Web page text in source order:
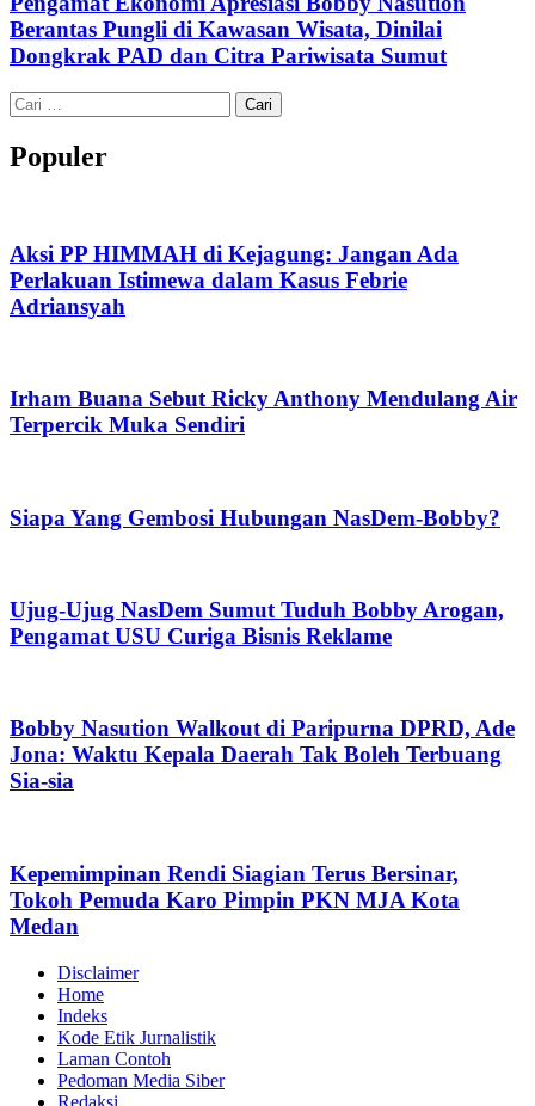
Berantas Pungli di Kawasan Wisata, Dinilai
Dongkrak PAD dan Citra Pariwisata Sumut
Cari
untuk:
Populer
Aksi PP HIMMAH di Kejagung: Jangan Ada
Perlakuan Istimewa dalam Kasus Febrie
Adriansyah
Irham Buana Sebut Ricky Anthony Mendulang Air
Terpercik Muka Sendiri
Siapa Yang Gembosi Hubungan NasDem-Bobby?
Ujug-Ujug NasDem Sumut Tuduh Bobby Arogan,
Pengamat USU Curiga Bisnis Reklame
Bobby Nasution Walkout di Paripurna DPRD, Ade
Jona: Waktu Kepala Daerah Tak Boleh Terbuang
Sia-sia
Kepemimpinan Rendi Siagian Terus Bersinar,
Tokoh Pemuda Karo Pimpin PKN MJA Kota
Medan
Disclaimer
Home
Indeks
Kode Etik Jurnalistik
Laman Contoh
Pedoman Media Siber
Redaksi